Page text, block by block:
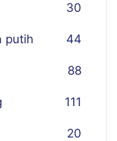
30
putih 44
88
111
20